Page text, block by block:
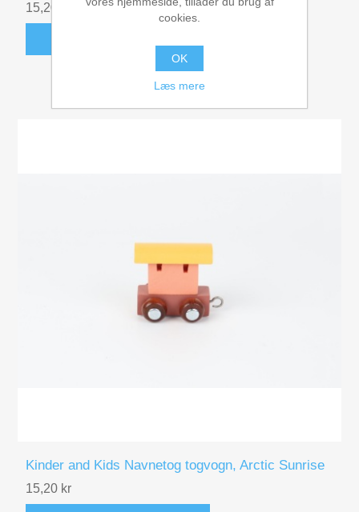
15,20 kr
Kinder and Kids Navnetog togvogn, Arctic Sunrise
15,20 kr
cookies.
OK
Læs mere